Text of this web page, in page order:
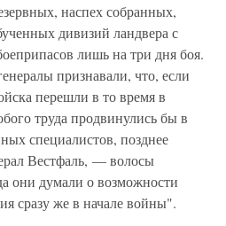
наспех собранных,
дивизий ландвера с
лишь на три дня боя.
признавали, что, если
перешли в то время в
труда продвинулись бы в
специалистов, позднее
Вестфаль, — волосы
они думали о возможности
сразу же в начале войны".